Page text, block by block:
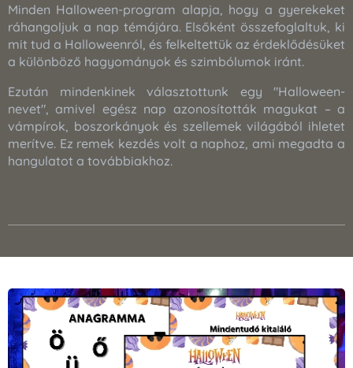
Minden Halloween-program alapja, hogy a gyerekeket
ráhangoljuk a nap témájára. Elsőként összefoglaltuk, ki
mit tud a Halloweenról, és felkeltettük az érdeklődésüket
a különböző hagyományok és szimbólumok iránt.
Ezután mindenkinek választottunk egy "Halloween-
nevet", amivel egész nap azonosították magukat – a
vámpírok, boszorkányok és szellemek világából ihletet
merítve. Ez remek kezdés volt a naphoz, ami megadta a
hangulatot a továbbiakhoz.